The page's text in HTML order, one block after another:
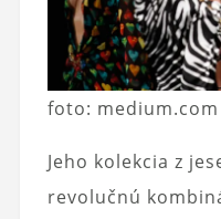
foto: medium.com
Jeho kolekcia z
revolučnú